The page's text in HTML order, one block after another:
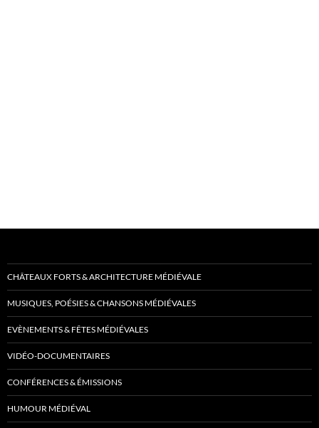
CHÂTEAUX FORTS & ARCHITECTURE MÉDIÉVALE
MUSIQUES, POÉSIES & CHANSONS MÉDIÉVALES
EVÈNEMENTS & FÊTES MÉDIÉVALES
VIDÉO-DOCUMENTAIRES
CONFÉRENCES & ÉMISSIONS
HUMOUR MÉDIÉVAL